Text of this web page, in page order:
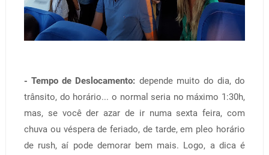
- Tempo de Deslocamento: depende muito do dia, do
trânsito, do horário... o normal seria no máximo 1:30h,
mas, se você der azar de ir numa sexta feira, com
chuva ou véspera de feriado, de tarde, em pleo horário
de rush, aí pode demorar bem mais. Logo, a dica é